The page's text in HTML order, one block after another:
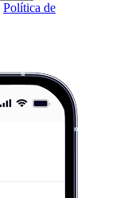
Política de